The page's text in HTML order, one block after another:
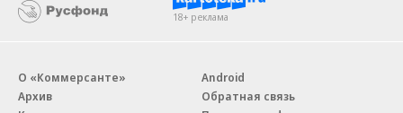
18+ реклама
О «Коммерсанте»
Архив
Android
Обратная связь